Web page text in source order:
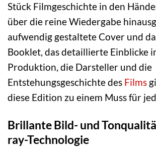
Stück Filmgeschichte in den
über die reine Wiedergabe
aufwendig gestaltete Cover und
Booklet, das detaillierte Einblicke
Produktion, die Darsteller und die
Entstehungsgeschichte des Films
diese Edition zu einem Muss für
Brillante Bild- und
ray-Technologie